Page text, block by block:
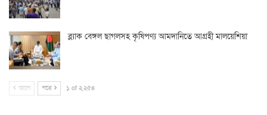
ব্ল্যাক বেঙ্গল ছাগলসহ কৃষিপণ্য আমদানিতে আগ্রহী মালয়েশিয়া
আগে পরে ১ of ২,২৫৪